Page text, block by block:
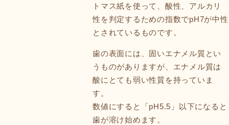
トマス紙を使って、酸性、アルカリ
性を判定するための指数でpH7が中性
とされているものです。
歯の表面には、固いエナメル質とい
うものがありますが、エナメル質は
酸にとても弱い性質を持っていま
す。
数値にすると「pH5.5」以下になると
歯が溶け始めます。